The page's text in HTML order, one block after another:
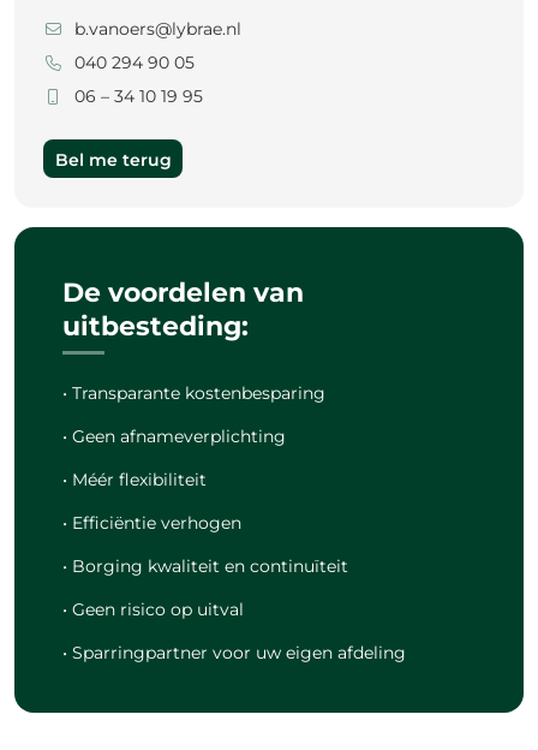
b.vanoers@lybrae.nl
040 294 90 05
06 – 34 10 19 95
Bel me terug
De voordelen van
uitbesteding:
• Transparante kostenbesparing
• Geen afnameverplichting
• Méér flexibiliteit
• Efficiëntie verhogen
• Borging kwaliteit en continuïteit
• Geen risico op uitval
• Sparringpartner voor uw eigen afdeling